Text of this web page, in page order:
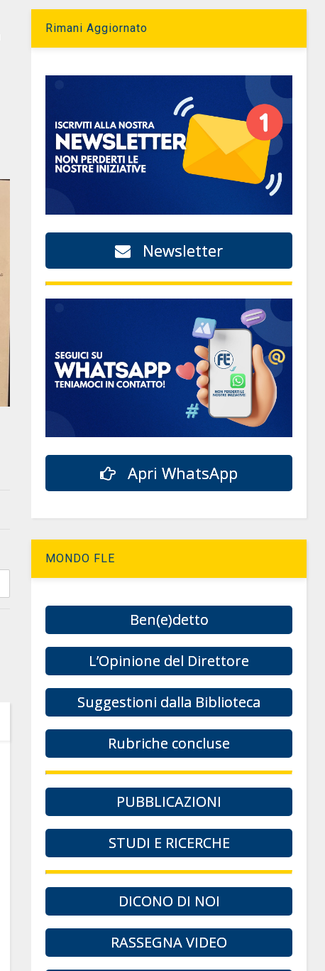
Rimani Aggiornato
Newsletter
Apri WhatsApp
MONDO FLE
Ben(e)detto
L’Opinione del Direttore
Suggestioni dalla Biblioteca
Rubriche concluse
PUBBLICAZIONI
STUDI E RICERCHE
DICONO DI NOI
RASSEGNA VIDEO